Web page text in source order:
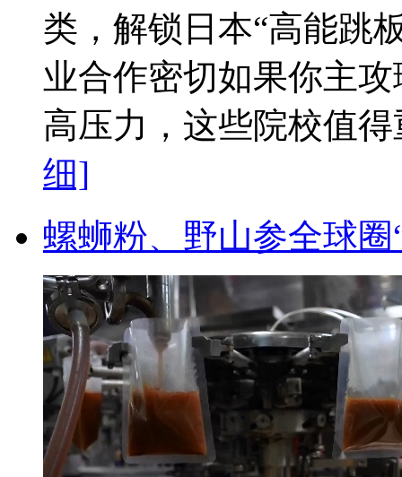
类，解锁日本“高能跳
业合作密切如果你主
高压力，这些院校值
细]
螺蛳粉、野山参全球